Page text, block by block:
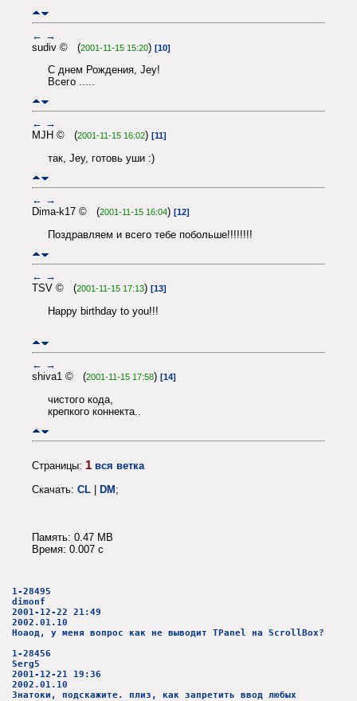
← →
sudiv © (2001-11-15 15:20) [10]
С днем Рождения, Jey!
Всего .....
← →
MJH © (2001-11-15 16:02) [11]
так, Jey, готовь уши :)
← →
Dima-k17 © (2001-11-15 16:04) [12]
Поздравляем и всего тебе побольше!!!!!!!!
← →
TSV © (2001-11-15 17:13) [13]
Happy birthday to you!!!
← →
shiva1 © (2001-11-15 17:58) [14]
чистого кода,
крепкого коннекта..
Страницы: 1 вся ветка
Скачать: CL DM ;
Память: 0.47 MB
Время: 0.007 c
1-28495
dimonf
2001-12-22 21:49
2002.01.10
Ноаод, у меня вопрос как не выводит TPanel на ScrollBox?
1-28456
Serg5
2001-12-21 19:36
2002.01.10
Знатоки, подскажите. плиз, как запретить ввод любых